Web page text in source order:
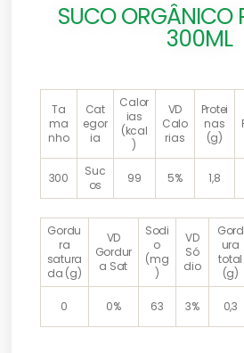
SUCO ORGÂNICO
300ML
Ta
ma
nho
Cat
egor
ia
Calor
ias
(kcal
)
VD
Calo
rias
Protei
nas
(g)
300
Suc
os
99 5% 1,8
Gordu
ra
satura
da (g)
VD
Gordur
a Sat
Sodi
o
(mg
)
VD
Só
dio
Gord
ura
total
(g)
0 0% 63 3% 0,3